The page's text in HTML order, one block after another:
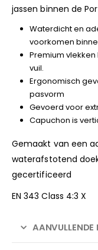
jassen binnen de
Waterdicht en
voorkomen
Premium
vuil.
Ergonomisch
pasvorm
Gevoerd voor
Capuchon is
Gemaakt van een
waterafstotend
EN 343 Class
AANVULLENDE